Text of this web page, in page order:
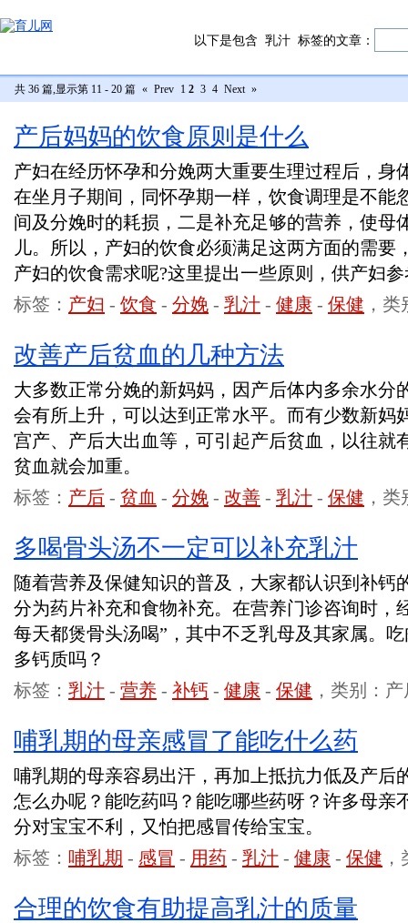
以下是包含 乳汁 标签的文章：
共 36 篇,显示第 11 - 20 篇 « Prev 1 2 3 4 Next »
产后妈妈的饮食原则是什么
产妇在经历怀孕和分娩两大重要生理过程后，身
在坐月子期间，同怀孕期一样，饮食调理是不能
间及分娩时的耗损，二是补充足够的营养，使母
儿。所以，产妇的饮食必须满足这两方面的需要
产妇的饮食需求呢?这里提出一些原则，供产妇
标签： 产妇 - 饮食 - 分娩 - 乳汁 - 健康 - 保健 ，
改善产后贫血的几种方法
大多数正常分娩的新妈妈，因产后体内多余水分
会有所上升，可以达到正常水平。而有少数新妈
宫产、产后大出血等，可引起产后贫血，以往就
贫血就会加重。
标签： 产后 - 贫血 - 分娩 - 改善 - 乳汁 - 保健 ，
多喝骨头汤不一定可以补充乳汁
随着营养及保健知识的普及，大家都认识到补钙
分为药片补充和食物补充。在营养门诊咨询时，
每天都煲骨头汤喝”，其中不乏乳母及其家属。
多钙质吗？
标签： 乳汁 - 营养 - 补钙 - 健康 - 保健 ，类别：
哺乳期的母亲感冒了能吃什么药
哺乳期的母亲容易出汗，再加上抵抗力低及产后
怎么办呢？能吃药吗？能吃哪些药呀？许多母亲
分对宝宝不利，又怕把感冒传给宝宝。
标签： 哺乳期 - 感冒 - 用药 - 乳汁 - 健康 - 保健
合理的饮食有助提高乳汁的质量